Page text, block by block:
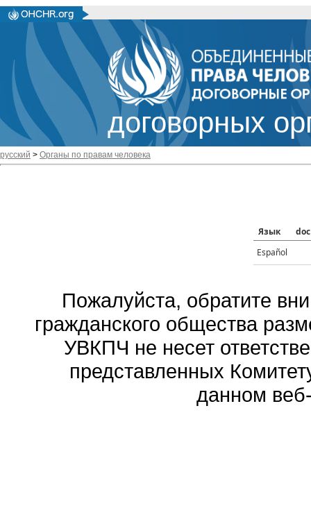
договорных
русский > Органы по правам человека
Язык
doc
Español
Пожалуйста, обратите
гражданского общества
УВКПЧ не несет
представленных
данном